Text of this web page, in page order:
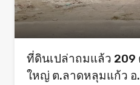
ที่ดินเปล่าถมแล้ว 209
ใหญ่ ต.ลาดหลุมแก้ว